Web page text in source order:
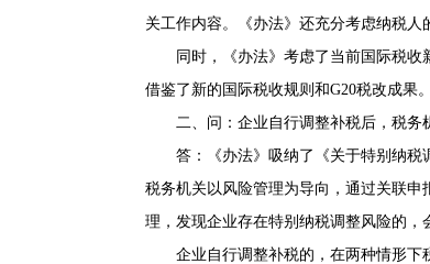
关工作内容。《办法》还充分考虑纳税人
同时，《办法》考虑了当前国际税收新
借鉴了新的国际税收规则和G20税改成果。
二、问：企业自行调整补税后，税务
答：《办法》吸纳了《关于特别纳税调
税务机关以风险管理为导向，通过关联
理，发现企业存在特别纳税调整风险的，
企业自行调整补税的，在两种情形下